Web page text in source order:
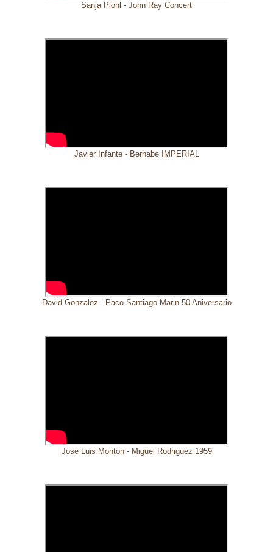
Sanja Plohl - John Ray Concert
Javier Infante - Bernabe IMPERIAL
David Gonzalez - Paco Santiago Marin 50 Aniversario
Jose Luis Monton - Miguel Rodriguez 1959